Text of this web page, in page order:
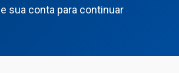
sua conta para continuar